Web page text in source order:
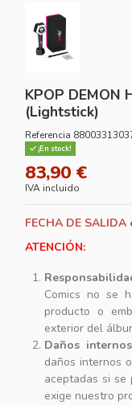
KPOP DEMON
(Lightstick)
Referencia
¡En stock!
83,90 €
IVA incluido
FECHA DE SALIDA
ATENCIÓN:
Comics no se
producto o
exterior del
Daños
daños internos
aceptadas si se
exige nuestro